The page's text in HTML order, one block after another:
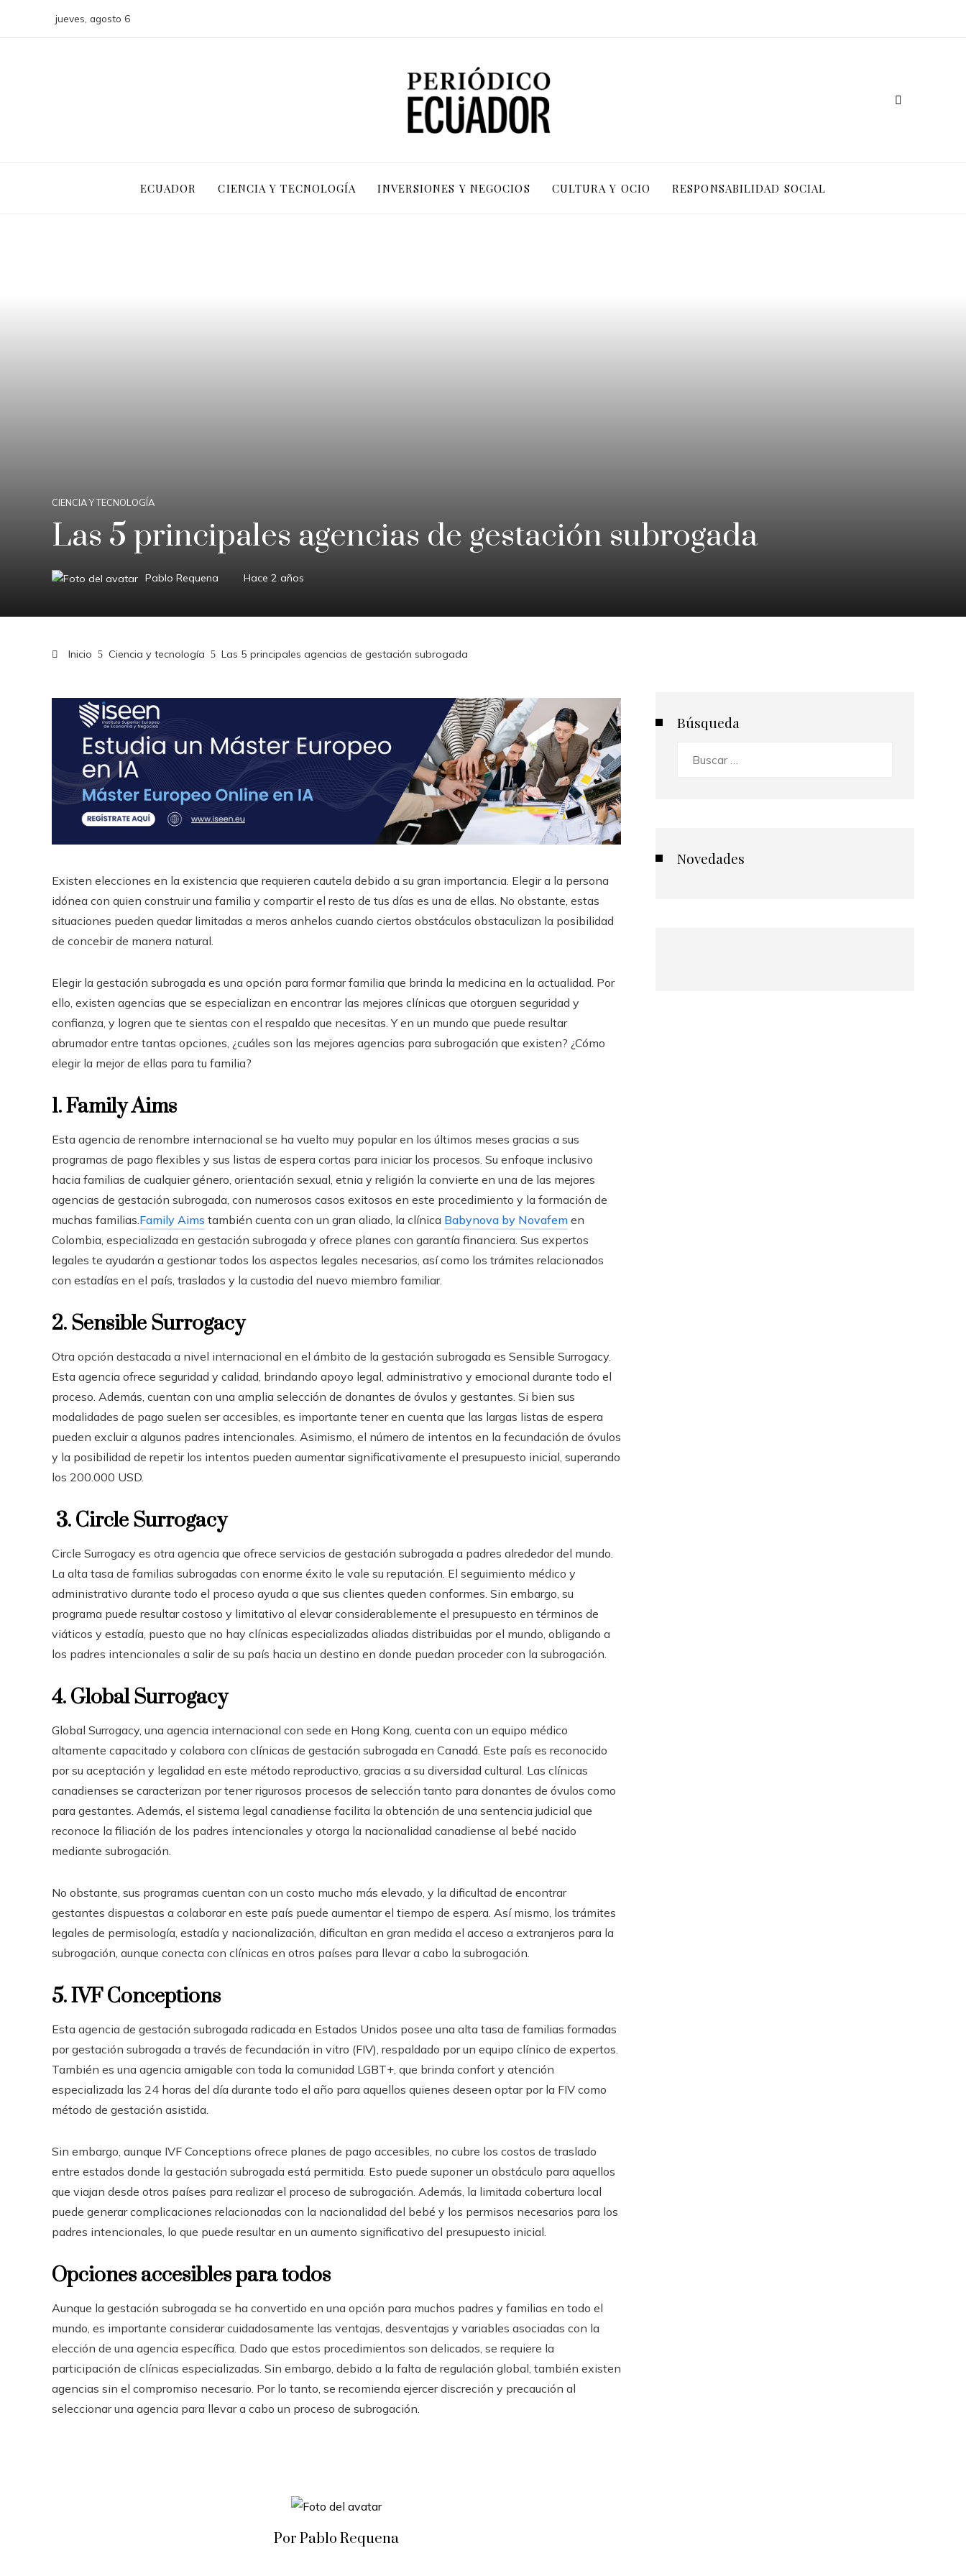
jueves, agosto 6
ECUADOR CIENCIA Y TECNOLOGÍA INVERSIONES Y NEGOCIOS CULTURA Y OCIO RESPONSABILIDAD SOCIAL
CIENCIA Y TECNOLOGÍA
Las 5 principales agencias de gestación subrogada
Pablo Requena Hace 2 años
Inicio Ciencia y tecnología Las 5 principales agencias de gestación subrogada
Existen elecciones en la existencia que requieren cautela debido a su gran importancia. Elegir a la persona
idónea con quien construir una familia y compartir el resto de tus días es una de ellas. No obstante, estas
situaciones pueden quedar limitadas a meros anhelos cuando ciertos obstáculos obstaculizan la posibilidad
de concebir de manera natural.
Elegir la gestación subrogada es una opción para formar familia que brinda la medicina en la actualidad. Por
ello, existen agencias que se especializan en encontrar las mejores clínicas que otorguen seguridad y
confianza, y logren que te sientas con el respaldo que necesitas. Y en un mundo que puede resultar
abrumador entre tantas opciones, ¿cuáles son las mejores agencias para subrogación que existen? ¿Cómo
elegir la mejor de ellas para tu familia?
1. Family Aims
Esta agencia de renombre internacional se ha vuelto muy popular en los últimos meses gracias a sus
programas de pago flexibles y sus listas de espera cortas para iniciar los procesos. Su enfoque inclusivo
hacia familias de cualquier género, orientación sexual, etnia y religión la convierte en una de las mejores
agencias de gestación subrogada, con numerosos casos exitosos en este procedimiento y la formación de
muchas familias.Family Aims también cuenta con un gran aliado, la clínica Babynova by Novafem en
Colombia, especializada en gestación subrogada y ofrece planes con garantía financiera. Sus expertos
legales te ayudarán a gestionar todos los aspectos legales necesarios, así como los trámites relacionados
con estadías en el país, traslados y la custodia del nuevo miembro familiar.
2. Sensible Surrogacy
Otra opción destacada a nivel internacional en el ámbito de la gestación subrogada es Sensible Surrogacy.
Esta agencia ofrece seguridad y calidad, brindando apoyo legal, administrativo y emocional durante todo el
proceso. Además, cuentan con una amplia selección de donantes de óvulos y gestantes. Si bien sus
modalidades de pago suelen ser accesibles, es importante tener en cuenta que las largas listas de espera
pueden excluir a algunos padres intencionales. Asimismo, el número de intentos en la fecundación de óvulos
y la posibilidad de repetir los intentos pueden aumentar significativamente el presupuesto inicial, superando
los 200.000 USD.
3. Circle Surrogacy
Circle Surrogacy es otra agencia que ofrece servicios de gestación subrogada a padres alrededor del mundo.
La alta tasa de familias subrogadas con enorme éxito le vale su reputación. El seguimiento médico y
administrativo durante todo el proceso ayuda a que sus clientes queden conformes. Sin embargo, su
programa puede resultar costoso y limitativo al elevar considerablemente el presupuesto en términos de
viáticos y estadía, puesto que no hay clínicas especializadas aliadas distribuidas por el mundo, obligando a
los padres intencionales a salir de su país hacia un destino en donde puedan proceder con la subrogación.
4. Global Surrogacy
Global Surrogacy, una agencia internacional con sede en Hong Kong, cuenta con un equipo médico
altamente capacitado y colabora con clínicas de gestación subrogada en Canadá. Este país es reconocido
por su aceptación y legalidad en este método reproductivo, gracias a su diversidad cultural. Las clínicas
canadienses se caracterizan por tener rigurosos procesos de selección tanto para donantes de óvulos como
para gestantes. Además, el sistema legal canadiense facilita la obtención de una sentencia judicial que
reconoce la filiación de los padres intencionales y otorga la nacionalidad canadiense al bebé nacido
mediante subrogación.
No obstante, sus programas cuentan con un costo mucho más elevado, y la dificultad de encontrar
gestantes dispuestas a colaborar en este país puede aumentar el tiempo de espera. Así mismo, los trámites
legales de permisología, estadía y nacionalización, dificultan en gran medida el acceso a extranjeros para la
subrogación, aunque conecta con clínicas en otros países para llevar a cabo la subrogación.
5. IVF Conceptions
Esta agencia de gestación subrogada radicada en Estados Unidos posee una alta tasa de familias formadas
por gestación subrogada a través de fecundación in vitro (FIV), respaldado por un equipo clínico de expertos.
También es una agencia amigable con toda la comunidad LGBT+, que brinda confort y atención
especializada las 24 horas del día durante todo el año para aquellos quienes deseen optar por la FIV como
método de gestación asistida.
Sin embargo, aunque IVF Conceptions ofrece planes de pago accesibles, no cubre los costos de traslado
entre estados donde la gestación subrogada está permitida. Esto puede suponer un obstáculo para aquellos
que viajan desde otros países para realizar el proceso de subrogación. Además, la limitada cobertura local
puede generar complicaciones relacionadas con la nacionalidad del bebé y los permisos necesarios para los
padres intencionales, lo que puede resultar en un aumento significativo del presupuesto inicial.
Opciones accesibles para todos
Aunque la gestación subrogada se ha convertido en una opción para muchos padres y familias en todo el
mundo, es importante considerar cuidadosamente las ventajas, desventajas y variables asociadas con la
elección de una agencia específica. Dado que estos procedimientos son delicados, se requiere la
participación de clínicas especializadas. Sin embargo, debido a la falta de regulación global, también existen
agencias sin el compromiso necesario. Por lo tanto, se recomienda ejercer discreción y precaución al
seleccionar una agencia para llevar a cabo un proceso de subrogación.
Por Pablo Requena
Búsqueda
Novedades